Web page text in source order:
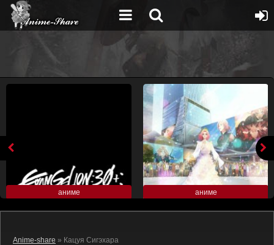
аниме аниме
Anime-share » Кацуя Сигэхара